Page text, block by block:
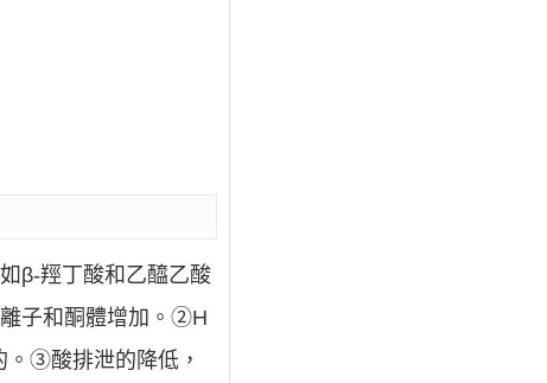
β-羥丁酸和乙醯乙酸
子和酮體增加。②H
。③酸排泄的降低，